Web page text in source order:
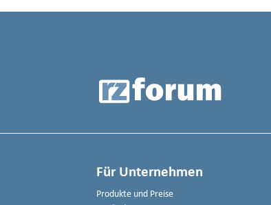
Für Unternehmen
Produkte und Preise